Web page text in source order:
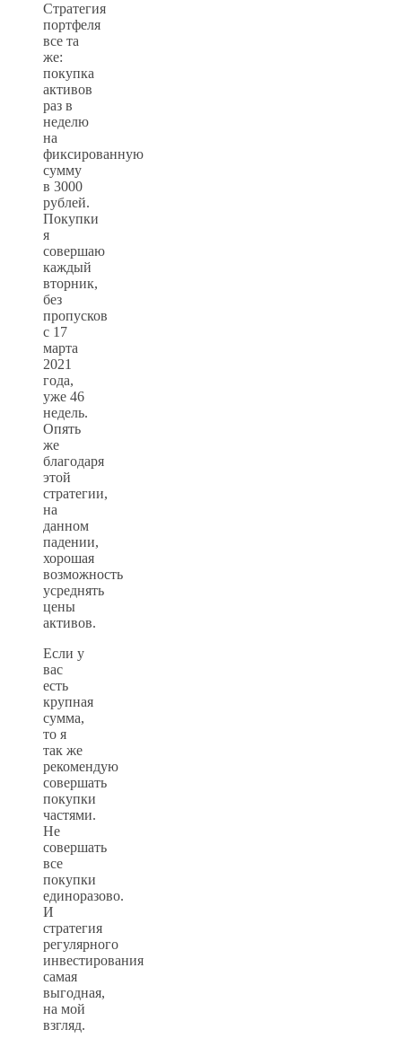
Стратегия
портфеля
все та
же:
покупка
активов
раз в
неделю
на
фиксированную
сумму
в 3000
рублей.
Покупки
я
совершаю
каждый
вторник,
без
пропусков
с 17
марта
2021
года,
уже 46
недель.
Опять
же
благодаря
этой
стратегии,
на
данном
падении,
хорошая
возможность
усреднять
цены
активов.
Если у
вас
есть
крупная
сумма,
то я
так же
рекомендую
совершать
покупки
частями.
Не
совершать
все
покупки
единоразово.
И
стратегия
регулярного
инвестирования
самая
выгодная,
на мой
взгляд.